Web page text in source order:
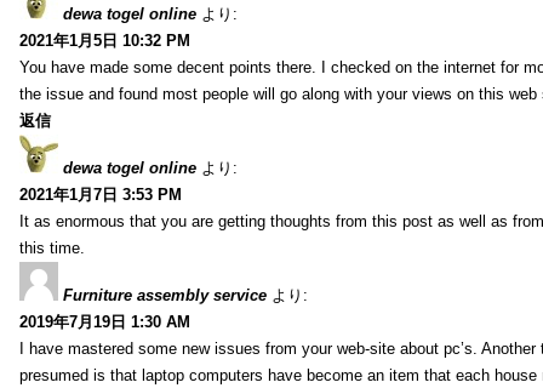
dewa togel online より:
2021年1月5日 10:32 PM
You have made some decent points there. I checked on the internet for
the issue and found most people will go along with your views on this web
返信
dewa togel online より:
2021年1月7日 3:53 PM
It as enormous that you are getting thoughts from this post as well as
this time.
Furniture assembly service より:
2019年7月19日 1:30 AM
I have mastered some new issues from your web-site about pc’s. Another
presumed is that laptop computers have become an item that each